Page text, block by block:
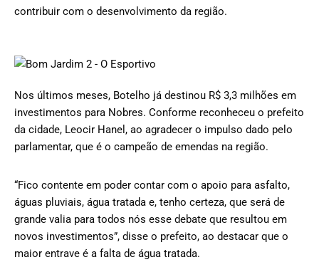
contribuir com o desenvolvimento da região.
Nos últimos meses, Botelho já destinou R$ 3,3 milhões em
investimentos para Nobres. Conforme reconheceu o prefeito
da cidade, Leocir Hanel, ao agradecer o impulso dado pelo
parlamentar, que é o campeão de emendas na região.
“Fico contente em poder contar com o apoio para asfalto,
águas pluviais, água tratada e, tenho certeza, que será de
grande valia para todos nós esse debate que resultou em
novos investimentos”, disse o prefeito, ao destacar que o
maior entrave é a falta de água tratada.